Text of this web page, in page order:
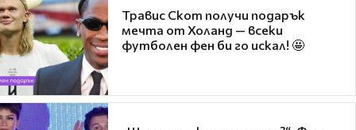
Травис Скот получи подарък
мечта от Холанд — всеки
футболен фен би го искал! 🤩